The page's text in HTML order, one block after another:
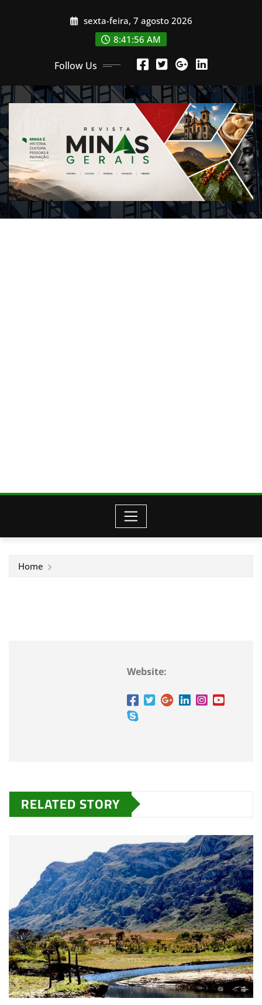
sexta-feira, 7 agosto 2026
8:41:59 AM
Follow Us
Home
Website:
RELATED STORY